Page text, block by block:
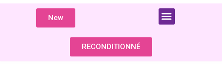
New
RECONDITIONNÉ